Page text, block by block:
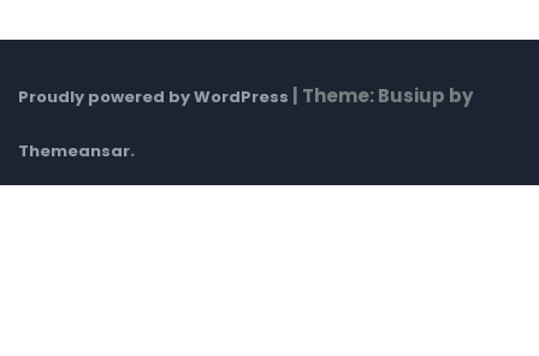
Proudly powered by WordPress Theme: Busiup by
Themeansar.